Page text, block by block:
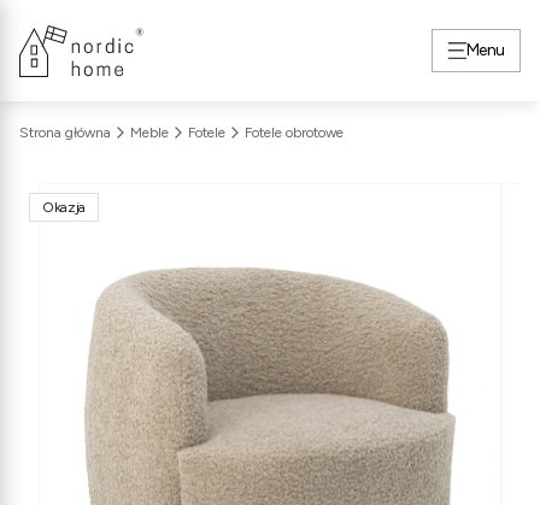
Menu
Strona główna Meble Fotele Fotele obrotowe
Okazja